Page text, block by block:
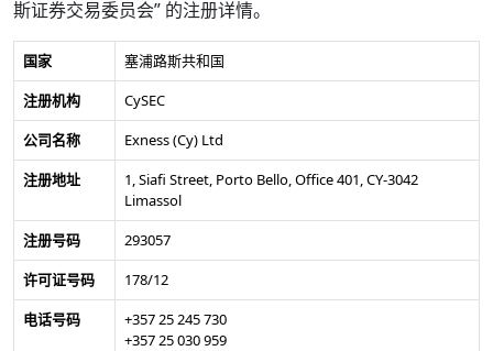
斯证券交易委员会” 的注册详情。
国家
塞浦路斯共和国
注册机构
CySEC
公司名称
Exness (Cy) Ltd
注册地址
1, Siafi Street, Porto Bello, Office 401, CY-3042
Limassol
注册号码
293057
许可证号码
178/12
电话号码
+357 25 245 730
+357 25 030 959